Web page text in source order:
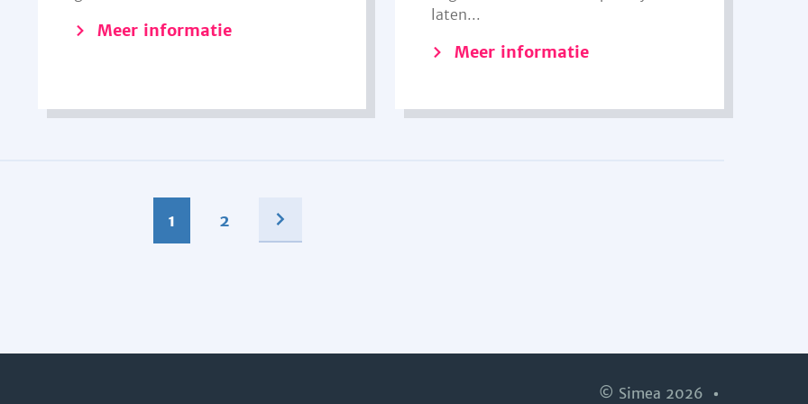
Meer informatie
laten...
Meer informatie
1 2
© Simea 2026